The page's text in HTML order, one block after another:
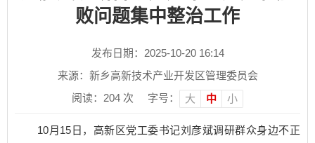
败问题集中整治工作
发布日期：2025-10-20 16:14
来源：新乡高新技术产业开发区管理委员会
阅读： 204 次 字号： 大 中 小
10月15日，高新区党工委书记刘彦斌调研群众身边不正